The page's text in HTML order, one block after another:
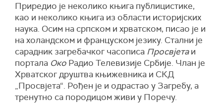
Приредио је неколико књига публицистике,
као и неколико књига из области историјских
наука. Осим на српском и хрватском, писао је и
на холандском и француском језику. Стални је
сарадник загребачког часописа Просвјетаи
портала Око Радио Телевизије Србије. Члан је
Хрватског друштва књижевника и СКД
„Просвјета“. Рођен је и одрастао у Загребу, а
тренутно са породицом живи у Поречу.